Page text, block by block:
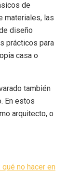
de
materiales, las
diseño
prácticos para
casa o
también
En estos
arquitecto, o
no hacer en